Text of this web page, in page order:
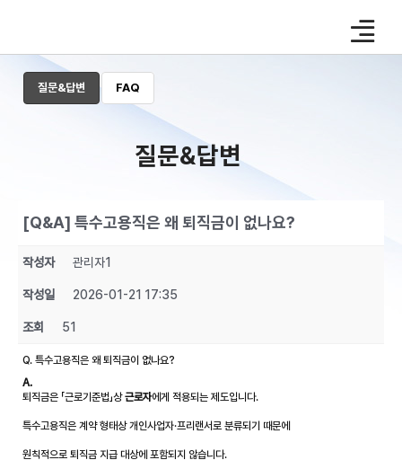
질문&답변 FAQ
질문&답변
[Q&A] 특수고용직은 왜 퇴직금이 없나요?
작성자 관리자1
작성일 2026-01-21 17:35
조회 51
Q. 특수고용직은 왜 퇴직금이 없나요?
A.
퇴직금은 「근로기준법」상근로자에게 적용되는 제도입니다.
특수고용직은 계약 형태상 개인사업자·프리랜서로 분류되기 때문에
원칙적으로 퇴직금 지급 대상에 포함되지 않습니다.